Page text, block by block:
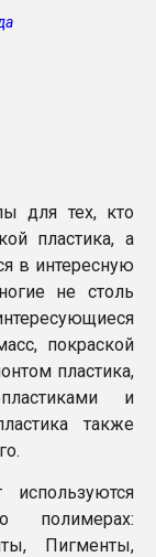
для тех, кто
пластика, а
в интересную
не столь
покраской
пластика,
и
также
Пигменты,